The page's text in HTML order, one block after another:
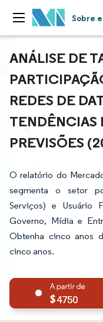
Sobre
ANÁLISE DE
REDES DE
TENDÊNCIAS
PREVISÕES
O relatório do
segmenta o setor
Serviços) e Usuário
Governo, Mídia e
Obtenha cinco anos
cinco anos.
4750